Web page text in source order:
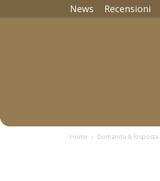
News Recensioni
Home Domanda & Risposta